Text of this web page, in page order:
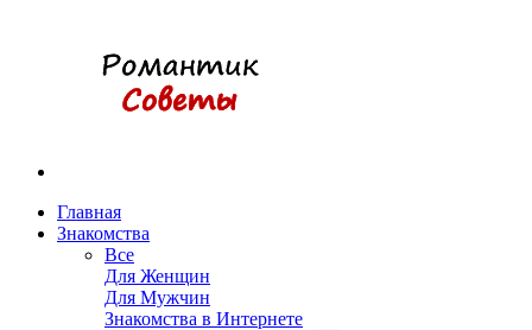
Главная
Знакомства
Все
Для Женщин
Для Мужчин
Знакомства в Интернете